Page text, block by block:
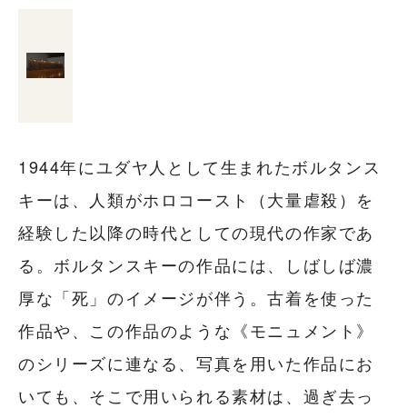
1944年にユダヤ人として生まれたボルタンス
キーは、人類がホロコースト（大量虐殺）を
経験した以降の時代としての現代の作家であ
る。ボルタンスキーの作品には、しばしば濃
厚な「死」のイメージが伴う。古着を使った
作品や、この作品のような《モニュメント》
のシリーズに連なる、写真を用いた作品にお
いても、そこで用いられる素材は、過ぎ去っ